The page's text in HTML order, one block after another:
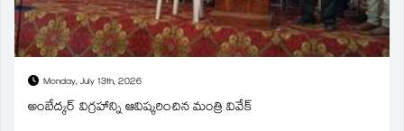
Monday, July 13th, 2026
అంబేద్కర్ విగ్రహాన్ని ఆవిష్కరించిన మంత్రి వివేక్